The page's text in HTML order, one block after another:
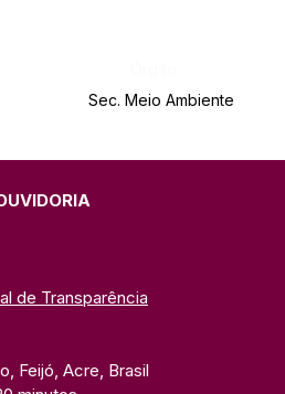
Sec. Meio Ambiente
de Transparência
Feijó, Acre, Brasil